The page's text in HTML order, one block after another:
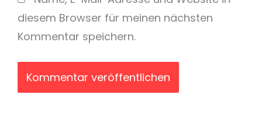
diesem Browser für meinen nächsten
Kommentar speichern.